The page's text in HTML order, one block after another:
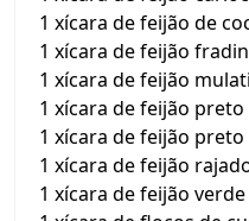
1 xícara de feijão de
1 xícara de feijão
1 xícara de feijão
1 xícara de feijão preto
1 xícara de feijão
1 xícara de feijão
1 xícara de feijão